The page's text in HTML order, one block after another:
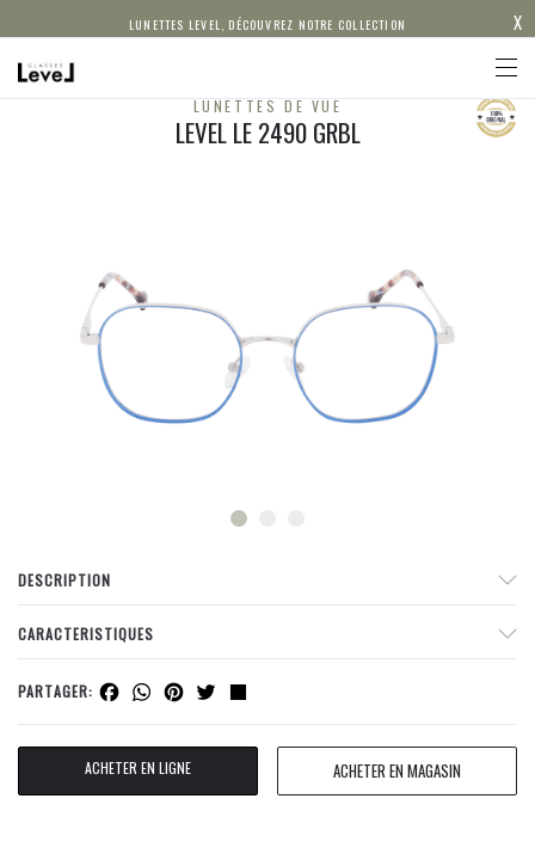
LUNETTES LEVEL, DÉCOUVREZ NOTRE COLLECTION X
LUNETTES DE VUE
LEVEL LE 2490 GRBL
DESCRIPTION
CARACTERISTIQUES
PARTAGER: Facebook
WhatsApp
Pinterest
Twitter
ACHETER EN LIGNE ACHETER EN MAGASIN